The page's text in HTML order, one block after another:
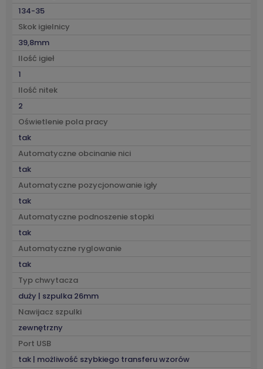
134-35
Skok igielnicy
39,8mm
Ilość igieł
1
Ilość nitek
2
Oświetlenie pola pracy
tak
Automatyczne obcinanie nici
tak
Automatyczne pozycjonowanie igły
tak
Automatyczne podnoszenie stopki
tak
Automatyczne ryglowanie
tak
Typ chwytacza
duży | szpulka 26mm
Nawijacz szpulki
zewnętrzny
Port USB
tak | możliwość szybkiego transferu wzorów